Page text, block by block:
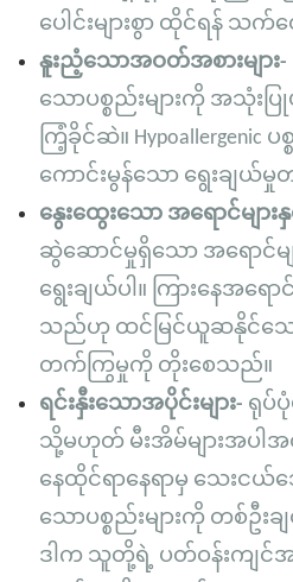
ပေါင်းများစွာ ထိုင်ရန်
နူးညံ့သောအဝတ်အစားများ-
သောပစ္စည်းများကို အသုံးပ
ကြံ့ခိုင်ဆဲ။ Hypoallergenic
ကောင်းမွန်သော ရွေးချယ်
နွေးထွေးသော အရောင်များနှ
ဆွဲဆောင်မှုရှိသော အရောင်မျ
ရွေးချယ်ပါ။ ကြားနေအရေ
သည်ဟု ထင်မြင်ယူဆနိုင်သ
တက်ကြွမှုကို တိုးစေသည်။
ရင်းနှီးသောအပိုင်းများ- ရုပ်ပုံ
သို့မဟုတ် မီးအိမ်များအပါ
နေထိုင်ရာနေရာမှ သေးင
သောပစ္စည်းများကို တစ်ဦးခ
ဒါက သူတို့ရဲ့ ပတ်ဝန်းကျင်